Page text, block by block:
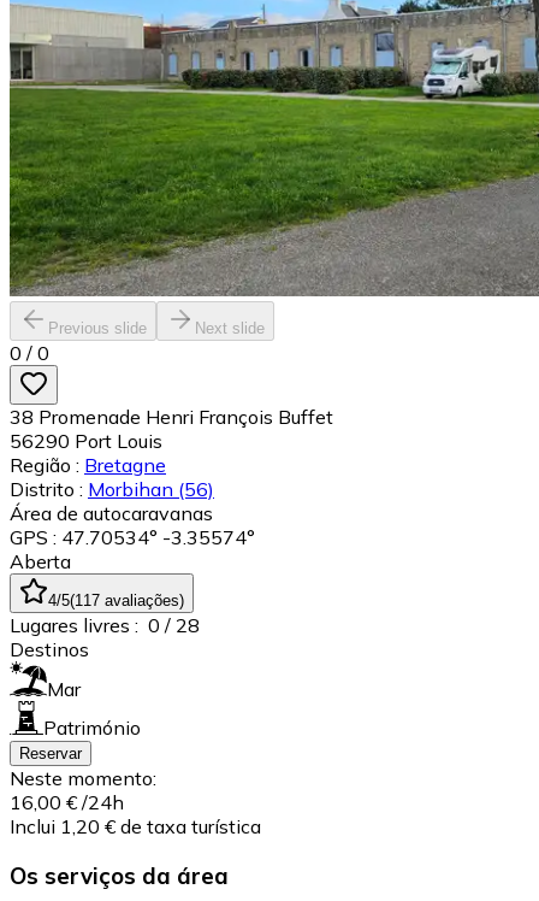
Previous slide Next slide
0 / 0
38 Promenade Henri François Buffet
56290 Port Louis
Região : Bretagne
Distrito : Morbihan (56)
Área de autocaravanas
GPS : 47.70534° -3.35574°
Aberta
4/5(117 avaliações)
Lugares livres : 0 / 28
Destinos
Mar
Património
Reservar
Neste momento:
16,00 € /24h
Inclui 1,20 € de taxa turística
Os serviços da área